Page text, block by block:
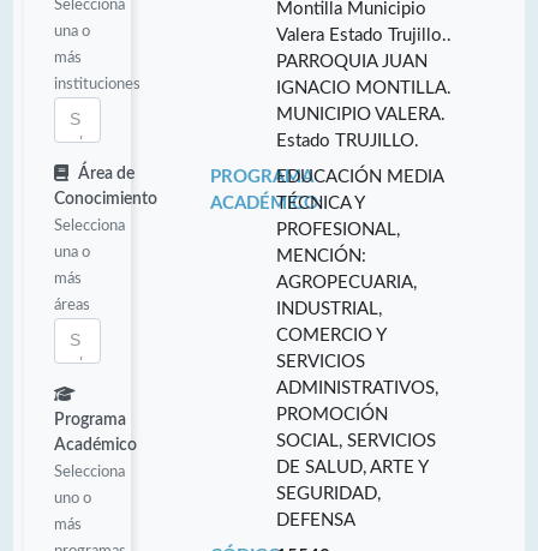
Selecciona
una o
más
instituciones
Área de
Conocimiento
Selecciona
una o
más
áreas
Programa
Académico
Selecciona
uno o
más
Montilla Municipio
Valera Estado Trujillo..
PARROQUIA JUAN
IGNACIO MONTILLA.
MUNICIPIO VALERA.
Estado TRUJILLO.
PROGRAMA
ACADÉMICO:
EDUCACIÓN MEDIA
TÉCNICA Y
PROFESIONAL,
MENCIÓN:
AGROPECUARIA,
INDUSTRIAL,
COMERCIO Y
SERVICIOS
ADMINISTRATIVOS,
PROMOCIÓN
SOCIAL, SERVICIOS
DE SALUD, ARTE Y
SEGURIDAD,
DEFENSA